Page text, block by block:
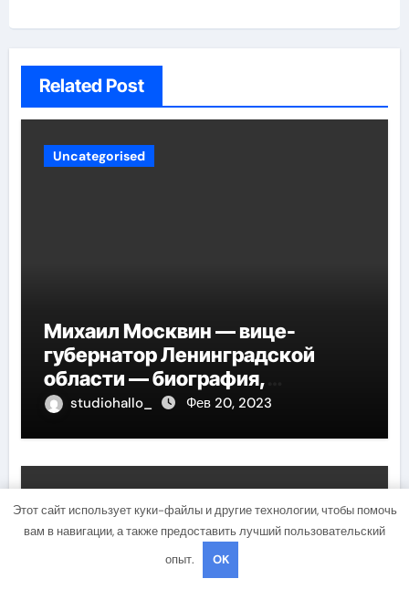
Related Post
Uncategorised
Михаил Москвин — вице-
губернатор Ленинградской
области — биография,
достижения и вклад в развитие
studiohallo_ Фев 20, 2023
Uncategorised
Этот сайт использует куки-файлы и другие технологии, чтобы помочь
вам в навигации, а также предоставить лучший пользовательский
опыт.
OK